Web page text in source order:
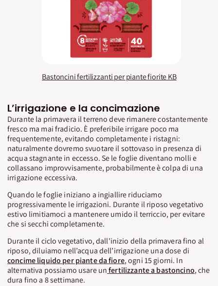
Bastoncini fertilizzanti per piante fiorite KB
L’irrigazione e la concimazione
Durante la primavera il terreno deve rimanere costantemente
fresco ma mai fradicio. È preferibile irrigare poco ma
frequentemente, evitando completamente i ristagni:
naturalmente dovremo svuotare il sottovaso in presenza di
acqua stagnante in eccesso. Se le foglie diventano molli e
collassano improvvisamente, probabilmente è colpa di una
irrigazione eccessiva.
Quando le foglie iniziano a ingiallire riduciamo
progressivamente le irrigazioni. Durante il riposo vegetativo
estivo limitiamoci a mantenere umido il terriccio, per evitare
che si secchi completamente.
Durante il ciclo vegetativo, dall'inizio della primavera fino al
riposo, diluiamo nell’acqua dell’irrigazione una dose di
concime liquido per piante da fiore, ogni 15 giorni. In
alternativa possiamo usare unfertilizzante a bastoncino, che
dura fino a 8 settimane.